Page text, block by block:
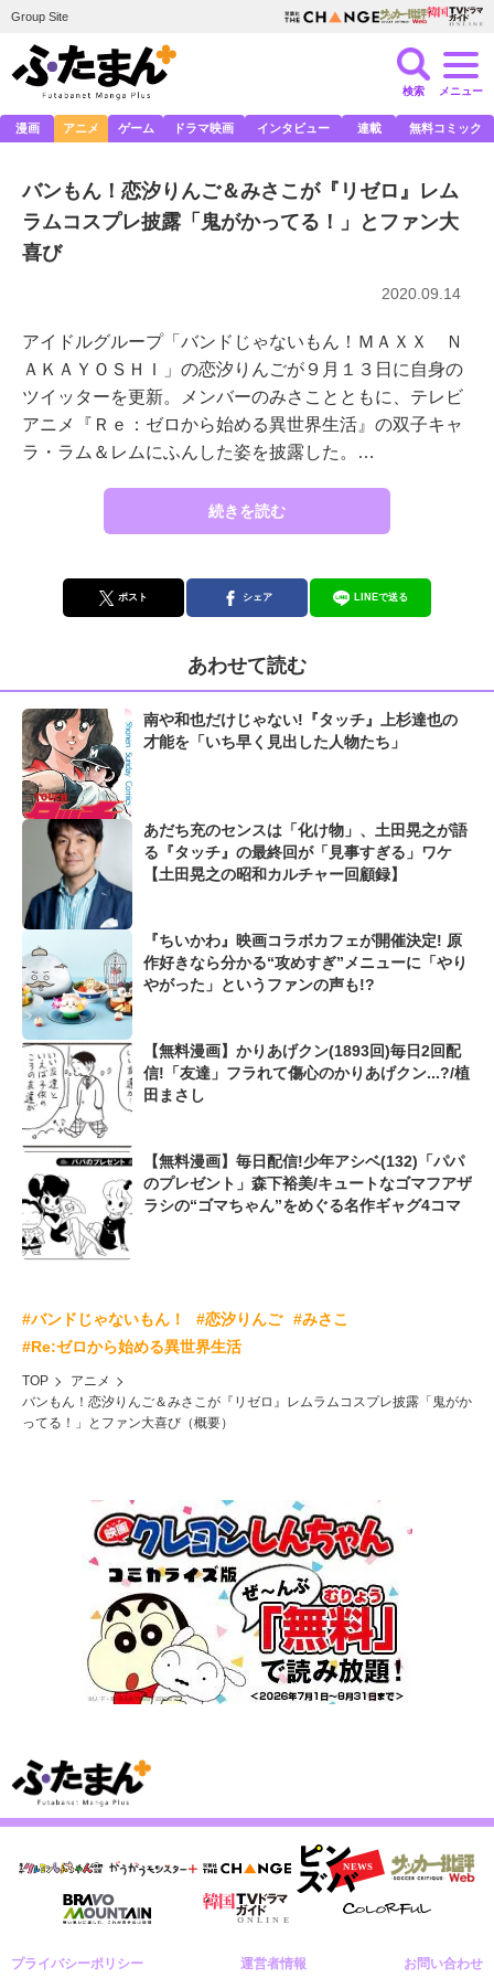
Group Site
検索 メニュー
漫画 アニメ ゲーム ドラマ映画 インタビュー 連載 無料コミック
バンもん！恋汐りんご＆みさこが『リゼロ』レム
ラムコスプレ披露「鬼がかってる！」とファン大
喜び
2020.09.14
アイドルグループ「バンドじゃないもん！ＭＡＸＸ Ｎ
ＡＫＡＹＯＳＨＩ」の恋汐りんごが９月１３日に自身の
ツイッターを更新。メンバーのみさことともに、テレビ
アニメ『Ｒｅ：ゼロから始める異世界生活』の双子キャ
ラ・ラム＆レムにふんした姿を披露した。…
続きを読む
ポスト シェア LINEで送る
あわせて読む
南や和也だけじゃない!『タッチ』上杉達也の
才能を「いち早く見出した人物たち」
あだち充のセンスは「化け物」、土田晃之が語
る『タッチ』の最終回が「見事すぎる」ワケ
【土田晃之の昭和カルチャー回顧録】
『ちいかわ』映画コラボカフェが開催決定! 原
作好きなら分かる“攻めすぎ”メニューに「やり
やがった」というファンの声も!?
【無料漫画】かりあげクン(1893回)毎日2回配
信!「友達」フラれて傷心のかりあげクン...?/植
田まさし
【無料漫画】毎日配信!少年アシベ(132)「パパ
のプレゼント」森下裕美/キュートなゴマフアザ
ラシの“ゴマちゃん”をめぐる名作ギャグ4コマ
#バンドじゃないもん！ #恋汐りんご
#みさこ
#Re:ゼロから始める異世界生活
TOP
アニメ
バンもん！恋汐りんご＆みさこが『リゼロ』レムラムコスプレ披露「鬼がか
ってる！」とファン大喜び（概要）
プライバシーポリシー 運営者情報 お問い合わせ